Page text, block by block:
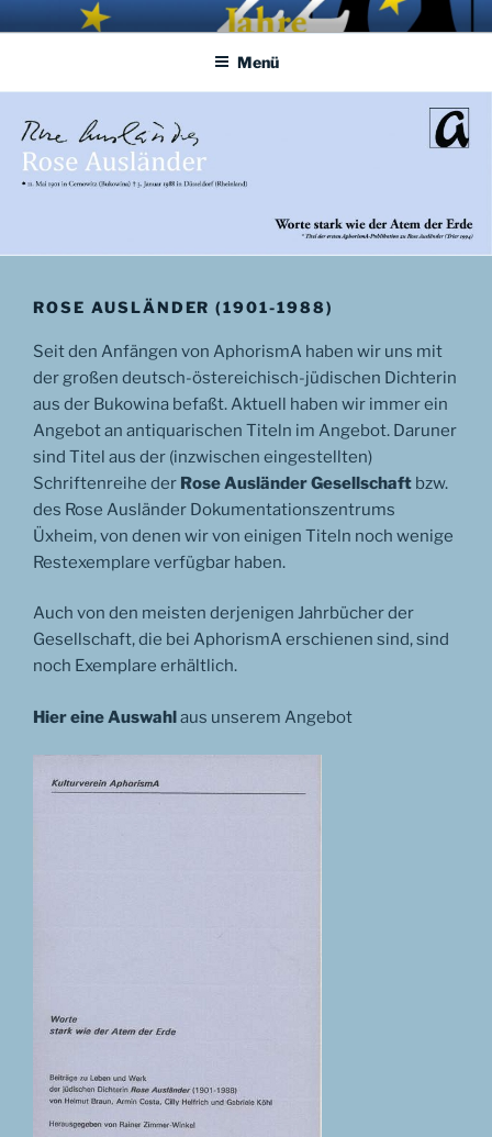
InhaltAPHORISMA.EU
… links und rechts von Jerusalem …
Menü
ROSE AUSLÄNDER (1901-1988)
Seit den Anfängen von AphorismA haben wir uns mit
der großen deutsch-östereichisch-jüdischen Dichterin
aus der Bukowina befaßt. Aktuell haben wir immer ein
Angebot an antiquarischen Titeln im Angebot. Daruner
sind Titel aus der (inzwischen eingestellten)
Schriftenreihe der Rose Ausländer Gesellschaft bzw.
des Rose Ausländer Dokumentationszentrums
Üxheim, von denen wir von einigen Titeln noch wenige
Restexemplare verfügbar haben.
Auch von den meisten derjenigen Jahrbücher der
Gesellschaft, die bei AphorismA erschienen sind, sind
noch Exemplare erhältlich.
Hier eine Auswahlaus unserem Angebot